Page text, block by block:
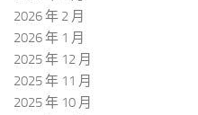
2026 年 2 月
2026 年 1 月
2025 年 12 月
2025 年 11 月
2025 年 10 月